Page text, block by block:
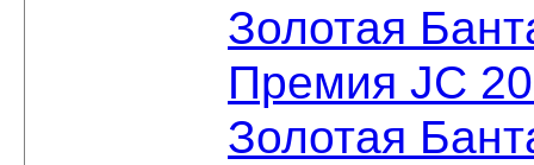
Золотая
Премия JC
Золотая